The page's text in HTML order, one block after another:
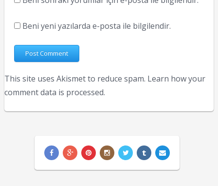
Beni yeni yazılarda e-posta ile bilgilendir.
This site uses Akismet to reduce spam. Learn how your
comment data is processed.